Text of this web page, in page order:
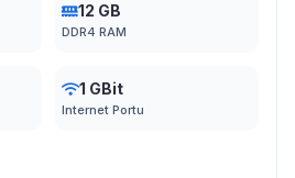
12 GB
DDR4 RAM
1 GBit
Internet Portu